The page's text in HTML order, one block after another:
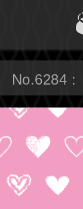
No.6284 :